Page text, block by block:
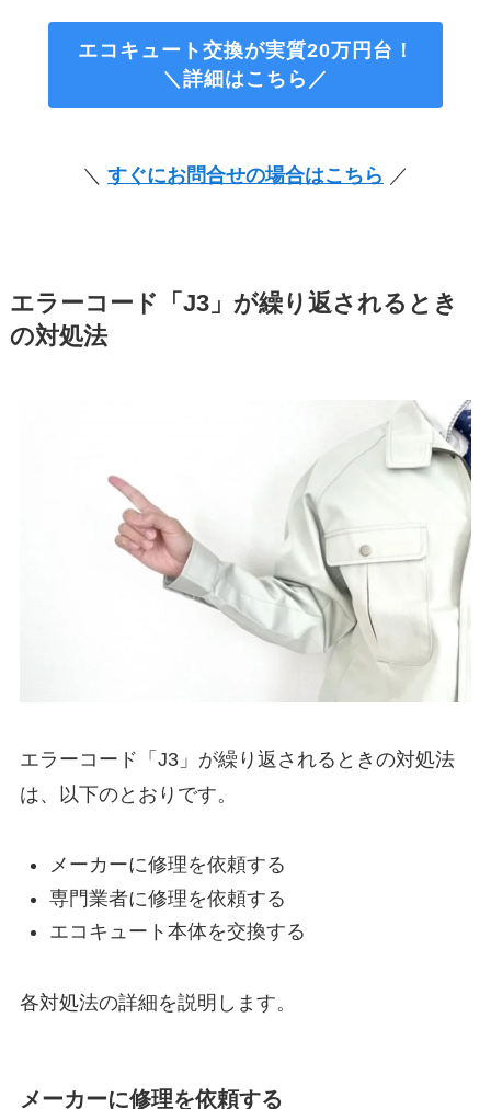
エコキュート交換が実質20万円台！
＼詳細はこちら／
＼ すぐにお問合せの場合はこちら ／
エラーコード「J3」が繰り返されるとき
の対処法
エラーコード「J3」が繰り返されるときの対処法
は、以下のとおりです。
メーカーに修理を依頼する
専門業者に修理を依頼する
エコキュート本体を交換する
各対処法の詳細を説明します。
メーカーに修理を依頼する